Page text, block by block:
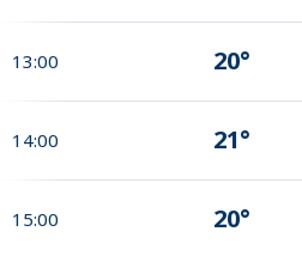
13:00 20°
14:00 21°
15:00 20°